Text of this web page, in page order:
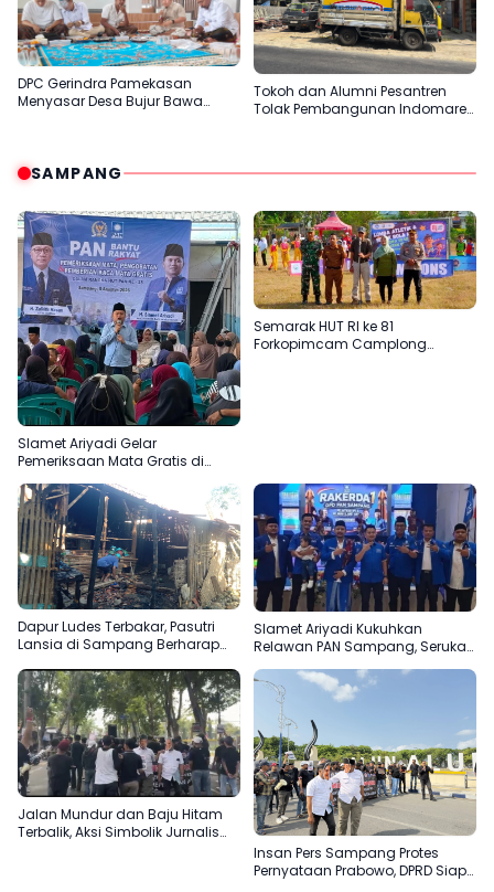
DPC Gerindra Pamekasan
Menyasar Desa Bujur Bawa
Tokoh dan Alumni Pesantren
Tolak Pembangunan Indomaret
SAMPANG
Slamet Ariyadi Gelar
Pemeriksaan Mata Gratis di
Menjadikan Madura Basis PAN
Semarak HUT RI ke 81
Forkopimcam Camplong
Dapur Ludes Terbakar, Pasutri
Lansia di Sampang Berharap
Slamet Ariyadi Kukuhkan
Relawan PAN Sampang, Serukan
Partai di Madura
Jalan Mundur dan Baju Hitam
Terbalik, Aksi Simbolik Jurnalis
Insan Pers Sampang Protes
Pernyataan Prabowo, DPRD Siap